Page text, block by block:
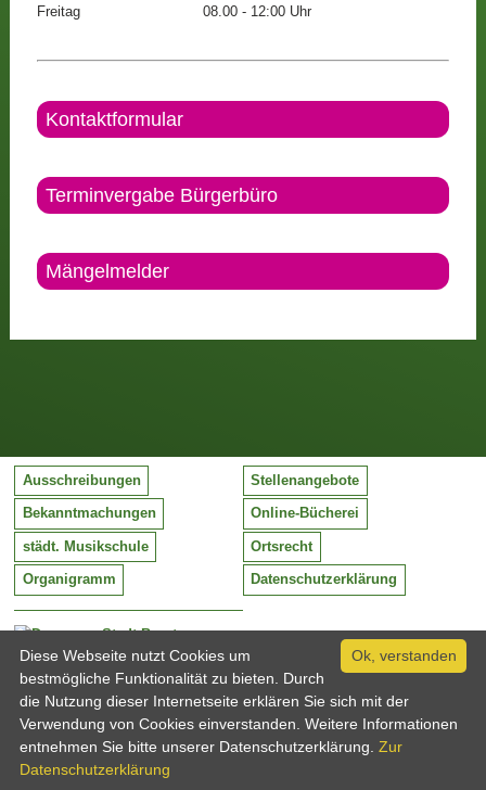
Freitag
08.00 - 12:00 Uhr
Kontaktformular
Terminvergabe Bürgerbüro
Mängelmelder
Stadt Barntrup
Mittelstraße 38
32683 Barntrup
Tel:
Email:
05263 / 409-0
info@barntrup.de
Ausschreibungen Stellenangebote
Bekanntmachungen Online-Bücherei
städt. Musikschule Ortsrecht
Organigramm Datenschutzerklärung
Ok, verstanden
Diese Webseite nutzt Cookies um
bestmögliche Funktionalität zu bieten. Durch
die Nutzung dieser Internetseite erklären Sie sich mit der
Verwendung von Cookies einverstanden. Weitere Informationen
entnehmen Sie bitte unserer Datenschutzerklärung. Zur
Datenschutzerklärung